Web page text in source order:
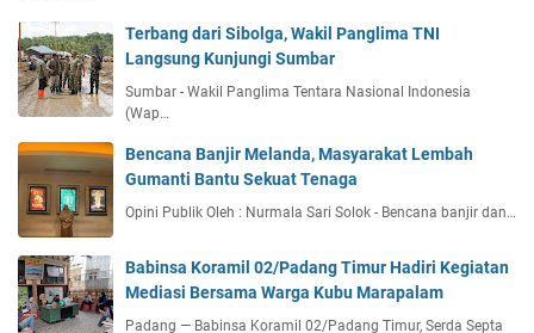
Terbang dari Sibolga, Wakil Panglima TNI
Langsung Kunjungi Sumbar
Sumbar - Wakil Panglima Tentara Nasional Indonesia
(Wap…
Bencana Banjir Melanda, Masyarakat Lembah
Gumanti Bantu Sekuat Tenaga
Opini Publik Oleh : Nurmala Sari Solok - Bencana banjir dan…
Babinsa Koramil 02/Padang Timur Hadiri Kegiatan
Mediasi Bersama Warga Kubu Marapalam
Padang — Babinsa Koramil 02/Padang Timur, Serda Septa